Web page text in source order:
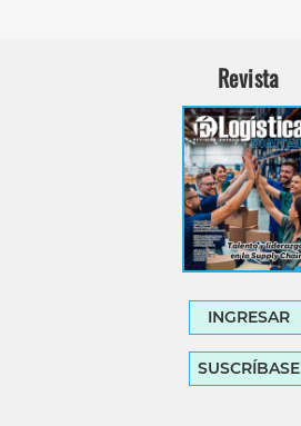
Revista
INGRESAR
SUSCRÍBASE